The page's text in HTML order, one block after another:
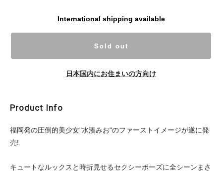
International shipping available
Sold out
日本国内にお住まいの方向け
Product Info
福岡発の圧倒的美少女"水湊みお"のファーストイメージが遂に発
売!
キュートなルックスと時折見せるセクシーポーズに全シーンまさ